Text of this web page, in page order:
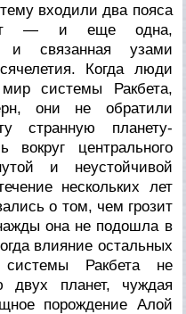
входили два пояса
— и еще одна,
и связанная узами
Когда люди
системы Ракбета,
они не обратили
странную планету-
вокруг центрального
и неустойчивой
нескольких лет
о том, чем грозит
она не подошла в
влияние остальных
Ракбета не
двух планет, чуждая
порождение Алой